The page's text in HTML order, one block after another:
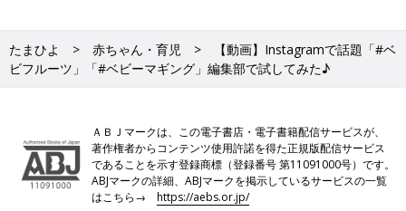
たまひよ 赤ちゃん・育児
【動画】Instagramで話題「#ベ
ビフルーツ」「#ベビーマギング」編集部で試してみた♪
ＡＢＪマークは、この電子書店・電子書籍配信サービスが、
著作権者からコンテンツ使用許諾を得た正規版配信サービス
であることを示す登録商標（登録番号 第11091000号）です。
ABJマークの詳細、ABJマークを掲示しているサービスの一覧
はこちら→https://aebs.or.jp/